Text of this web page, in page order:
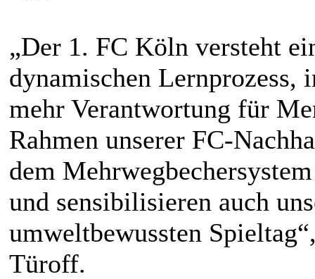
„Der 1. FC Köln versteht
dynamischen
mehr Verantwortung für
Rahmen unserer FC-
dem
und sensibilisieren auch
umweltbewussten
Türoff.